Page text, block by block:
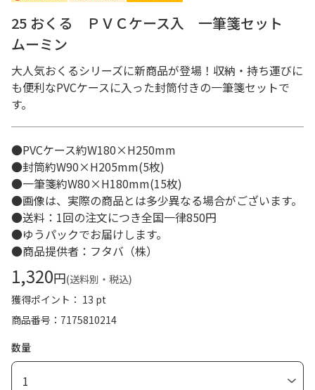
25 おくる ＰＶＣケース入 一筆箋セット
ムーミン
大人気おくるシリーズに新商品が登場！収納・持ち運びに
も便利なPVCケースに入った封筒付きの一筆箋セットで
す。
●PVCケース約W180×H250mm
●封筒約W90×H205mm(5枚)
●一筆箋約W80×H180mm(15枚)
●画像は、実際の商品とは多少異なる場合がございます。
●送料：1回の注文につき全国一律850円
●ゆうパックでお届けします。
●商品提供者：フタバ（株）
1,320円(送料別・税込)
獲得ポイント： 13 pt
商品番号
7175810214
数量
1